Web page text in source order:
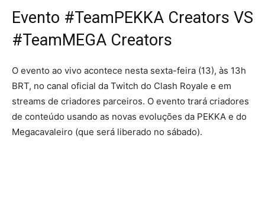
Evento #TeamPEKKA Creators VS
#TeamMEGA Creators
O evento ao vivo acontece nesta sexta-feira (13), às 13h
BRT, no canal oficial da Twitch do Clash Royale e em
streams de criadores parceiros. O evento trará criadores
de conteúdo usando as novas evoluções da PEKKA e do
Megacavaleiro (que será liberado no sábado).